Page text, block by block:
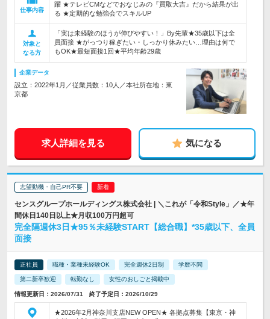
仕事内容
躍 ★テレビCMなどでおなじみの『買取大吉』だから結果が出
る ★定期的な勉強会でスキルUP
対象と
なる方
「実は未経験のほうが伸びやすい！」By先輩★35歳以下は全
員面接 ★がっつり稼ぎたい・しっかり休みたい…理由は何で
もOK★最短面接1回★平均年齢29歳
企業データ
設立：2022年1月／従業員数：10人／本社所在地：東
京都
求人詳細を見る 気になる
志望動機・自己PR不要
センスグループホールディングス株式会社 | ＼これが「令和Style」／★年
間休日140日以上★月収100万円超可
完全隔週休3日★95％未経験START【総合職】*35歳以下、全員
面接
正社員 職種・業種未経験OK 完全週休2日制 学歴不問
第二新卒歓迎 転勤なし 女性のおしごと掲載中
情報更新日：2026/07/31 終了予定日：2026/10/29
★2026年2月神奈川支店NEW OPEN★ 各拠点募集【東京・神